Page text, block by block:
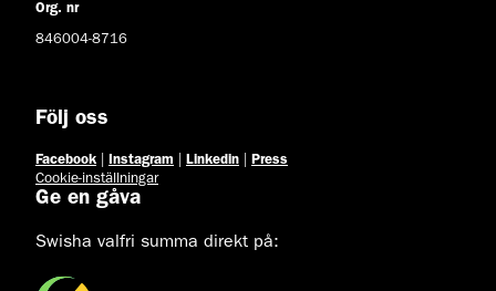
Org. nr
846004-8716
Följ oss
Facebook Instagram Linkedin
Press
Cookie-inställningar
Ge en gåva
Swisha valfri summa direkt på: